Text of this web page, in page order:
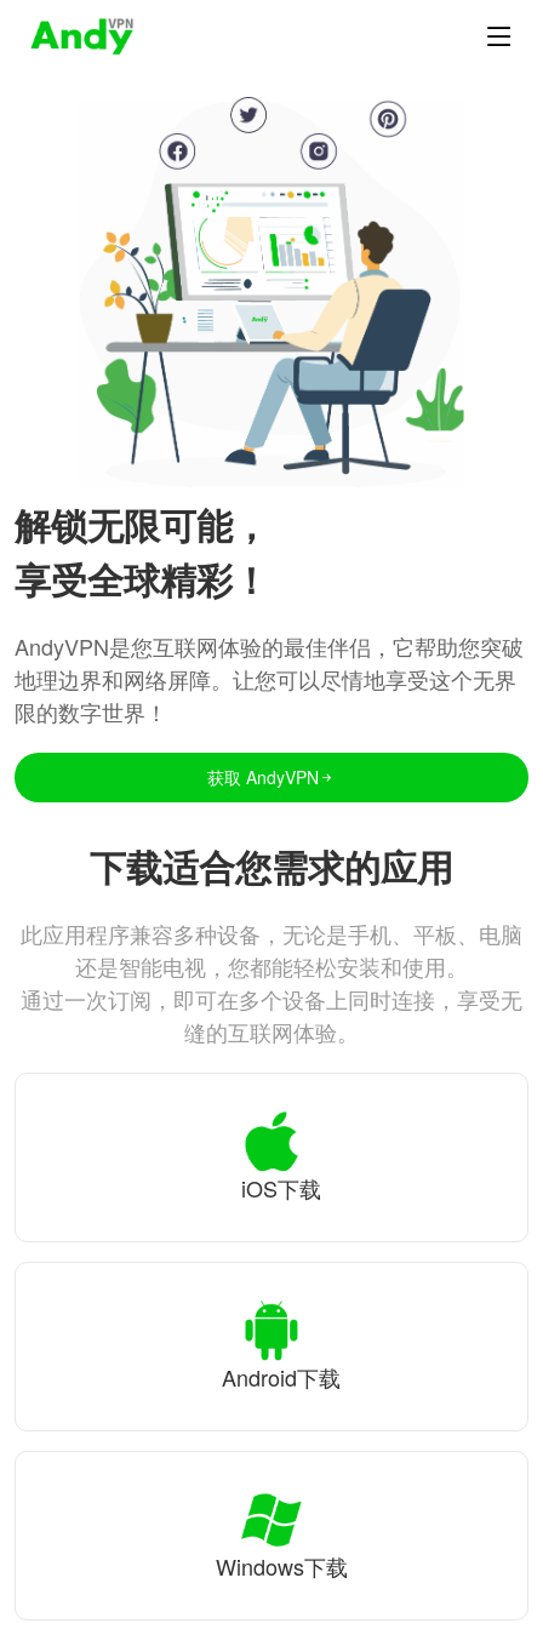
解锁无限可能，
享受全球精彩！
AndyVPN是您互联网体验的最佳伴侣，它帮助您突破
地理边界和网络屏障。让您可以尽情地享受这个无界
限的数字世界！
获取 AndyVPN
下载适合您需求的应用
此应用程序兼容多种设备，无论是手机、平板、电脑
还是智能电视，您都能轻松安装和使用。
通过一次订阅，即可在多个设备上同时连接，享受无
缝的互联网体验。
iOS下载
Android下载
Windows下载